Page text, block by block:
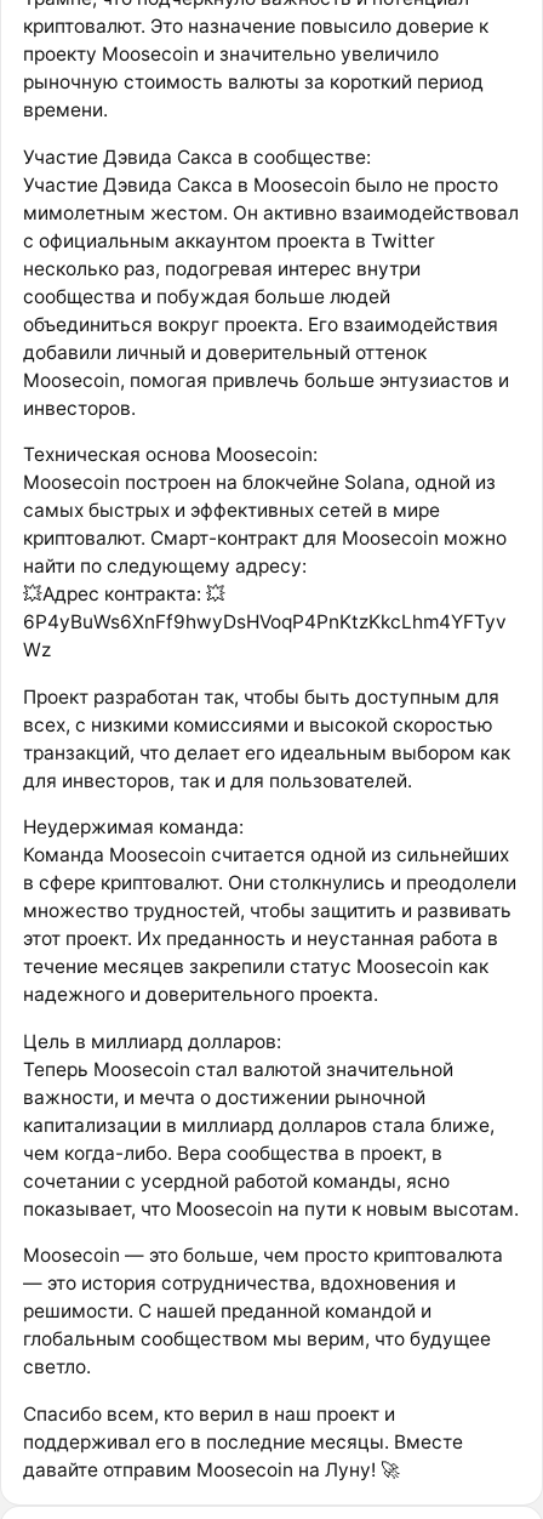
криптовалют. Это назначение повысило доверие к
проекту Moosecoin и значительно увеличило
рыночную стоимость валюты за короткий период
времени.
Участие Дэвида Сакса в сообществе:
Участие Дэвида Сакса в Moosecoin было не просто
мимолетным жестом. Он активно взаимодействовал
с официальным аккаунтом проекта в Twitter
несколько раз, подогревая интерес внутри
сообщества и побуждая больше людей
объединиться вокруг проекта. Его взаимодействия
добавили личный и доверительный оттенок
Moosecoin, помогая привлечь больше энтузиастов и
инвесторов.
Техническая основа Moosecoin:
Moosecoin построен на блокчейне Solana, одной из
самых быстрых и эффективных сетей в мире
криптовалют. Смарт-контракт для Moosecoin можно
найти по следующему адресу:
💥Адрес контракта: 💥
6P4yBuWs6XnFf9hwyDsHVoqP4PnKtzKkcLhm4YFTyv
Wz
Проект разработан так, чтобы быть доступным для
всех, с низкими комиссиями и высокой скоростью
транзакций, что делает его идеальным выбором как
для инвесторов, так и для пользователей.
Неудержимая команда:
Команда Moosecoin считается одной из сильнейших
в сфере криптовалют. Они столкнулись и преодолели
множество трудностей, чтобы защитить и развивать
этот проект. Их преданность и неустанная работа в
течение месяцев закрепили статус Moosecoin как
надежного и доверительного проекта.
Цель в миллиард долларов:
Теперь Moosecoin стал валютой значительной
важности, и мечта о достижении рыночной
капитализации в миллиард долларов стала ближе,
чем когда-либо. Вера сообщества в проект, в
сочетании с усердной работой команды, ясно
показывает, что Moosecoin на пути к новым высотам.
Moosecoin — это больше, чем просто криптовалюта
— это история сотрудничества, вдохновения и
решимости. С нашей преданной командой и
глобальным сообществом мы верим, что будущее
светло.
Спасибо всем, кто верил в наш проект и
поддерживал его в последние месяцы. Вместе
давайте отправим Moosecoin на Луну! 🚀